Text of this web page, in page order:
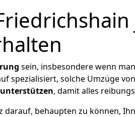
sein, insbesondere wenn
spezialisiert, solche Umzüge
unterstützen, damit alles
darauf, behaupten zu können,